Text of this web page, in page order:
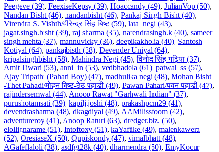
Peegeve (39), FeexiseKepsy (39), Hoaccandy (49), JulianVop (50),
Nandan Bisht (46), nandanbisht (46), Pankaj Singh Bisht (40),
Virendra S. Vishth/वीरेन्द्र सिंह बिष्ट (59), lata_negi (43),
jagat.singh.bisht (39), raj sharma (35), narendrasingh.k (40), sameer
singh mehta (37), mannuvicky (36), deepikakholia (40), Santosh
Kotiyal (64), pankajbisth (38), Devender Uniyal (64),
kripalsinghbisht (58), Mahindra Negi (45),विनोद सिंह गढ़िया (37),
Amit Tiwari (53), anni_in (53), vedbhadola (61), patwal_ss (57),
Ajay Tripathi (Pahari Boy) (47), madhulika negi (48), Mohan Bisht
-Thet Pahadi/मोहन बिष्ट-ठेठ पहाडी (49), Pawan Pahari/पवन पहाडी (47),
rajindersemwal (44), Anoop Rawat "Garhwali Indian" (37),
purushotamsati (39), kapilj.joshi (48), prakashpcm29 (41),
devendrasharma (48), dkagdiyal (49), AAMilissfoom (42),
adventureroy (41), Anoop Raturi (63), dredger.biz. (50),
elollignarame (51), Intoftoxy (51), kaYaftike (49), malenkawera
(52), OresiaseX (50), Qupiskondy (47), vimalbhatt (48),
AGafeflaloli (38), asdfgt28k (40), dharmendra (50), EmyKocur